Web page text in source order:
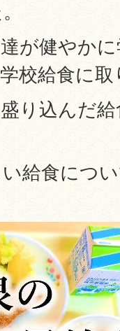
が健やか
校給食に
り込んだ
給食につ